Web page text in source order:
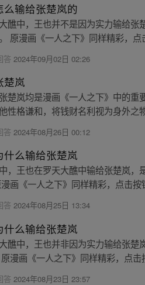
么输给张楚岚的
醮中，王也并不是因为实力输给
原漫画《一人之下》同样精彩，
答2024年09月02日 02:26
楚岚
楚岚均是漫画《一人之下》中的
性格谦和，将钱财名利视为身外之
答2024年08月26日 00:12
什么输给张楚岚
，王也在罗天大醮中输给张楚岚
画《一人之下》同样精彩，点击
答2024年08月25日 13:34
什么输给张楚岚
醮中，王也并非因为实力输给张
漫画《一人之下》同样精彩，点
答 2024年08月23日 23:57